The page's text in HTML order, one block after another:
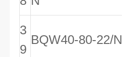
3
9
BQW40-80-22/N